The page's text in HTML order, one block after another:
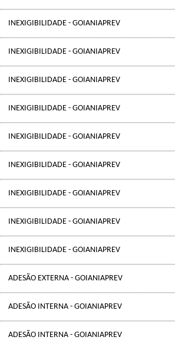
INEXIGIBILIDADE - GOIANIAPREV
INEXIGIBILIDADE - GOIANIAPREV
INEXIGIBILIDADE - GOIANIAPREV
INEXIGIBILIDADE - GOIANIAPREV
INEXIGIBILIDADE - GOIANIAPREV
INEXIGIBILIDADE - GOIANIAPREV
INEXIGIBILIDADE - GOIANIAPREV
INEXIGIBILIDADE - GOIANIAPREV
INEXIGIBILIDADE - GOIANIAPREV
ADESÃO EXTERNA - GOIANIAPREV
ADESÃO INTERNA - GOIANIAPREV
ADESÃO INTERNA - GOIANIAPREV